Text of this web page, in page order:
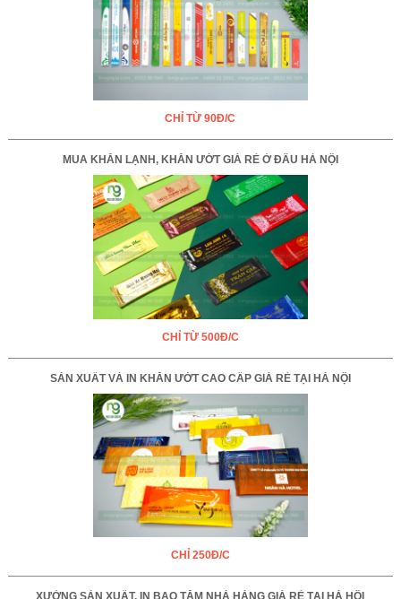
CHỈ TỪ 90Đ/C
MUA KHĂN LẠNH, KHĂN ƯỚT GIÁ RẺ Ở ĐÂU HÀ NỘI
CHỈ TỪ 500Đ/C
SẢN XUẤT VÀ IN KHĂN ƯỚT CAO CẤP GIÁ RẺ TẠI HÀ NỘI
CHỈ 250Đ/C
XƯỞNG SẢN XUẤT, IN BAO TĂM NHÀ HÀNG GIÁ RẺ TẠI HÀ HỘI